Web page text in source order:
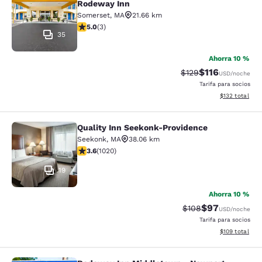
35
Rodeway Inn
Somerset, MA
21.66 km
Calificación de 5 estrellas. Excepcional. 3 reseñas
5.0(3)
Ahorra 10 %
Tarifa tachada:
$129Tarifa reducida:
$116USD/noche
Tarifa para socios
Ver detalles
$132 total
Quality Inn Seekonk-Providence
19
Quality Inn Seekonk-Providence
Seekonk, MA
38.06 km
Calificación de 3.56 estrellas. Bueno. 1020 reseñas
3.6(1020)
Ahorra 10 %
Tarifa tachada:
$108Tarifa
$97USD/noche
Tarifa para socios
Ver detalles
$109 total